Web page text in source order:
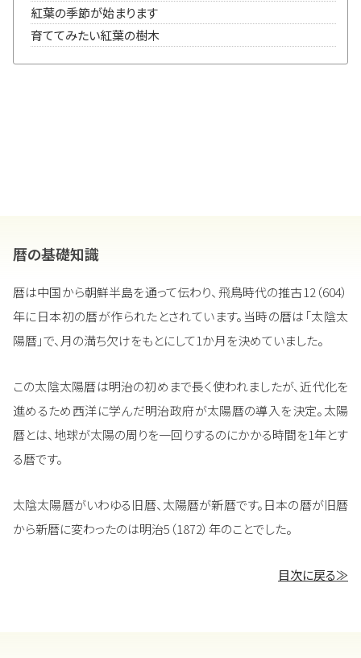
紅葉の季節が始まります
育ててみたい紅葉の樹木
暦の基礎知識
暦は中国から朝鮮半島を通って伝わり、飛鳥時代の推古12（604）
年に日本初の暦が作られたとされています。当時の暦は「太陰太
陽暦」で、月の満ち欠けをもとにして1か月を決めていました。
この太陰太陽暦は明治の初めまで長く使われましたが、近代化を
進めるため西洋に学んだ明治政府が太陽暦の導入を決定。太陽
暦とは、地球が太陽の周りを一回りするのにかかる時間を1年とす
る暦です。
太陰太陽暦がいわゆる旧暦、太陽暦が新暦です。日本の暦が旧暦
から新暦に変わったのは明治5（1872）年のことでした。
目次に戻る≫